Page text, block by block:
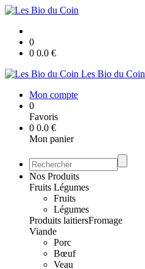
0
0 0.0 €
Les Bio du Coin
Mon compte
0
Favoris
0 0.0 €
Mon panier
Nos Produits
Fruits Légumes
Fruits
Légumes
Produits laitiersFromage
Viande
Porc
Bœuf
Veau